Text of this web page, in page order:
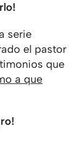
serie
el pastor
que
a que